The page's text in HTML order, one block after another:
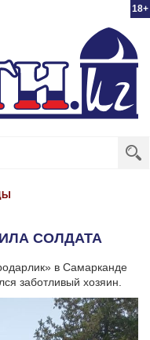
18+
СОЛДАТА
в Самарканде
заботливый хозяин.